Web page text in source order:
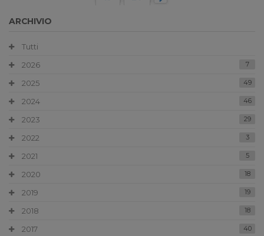
ARCHIVIO
Tutti
2026
7
2025 49
2024 46
2023 29
2022 3
2021 5
2020 18
2019 19
2018 18
2017 40